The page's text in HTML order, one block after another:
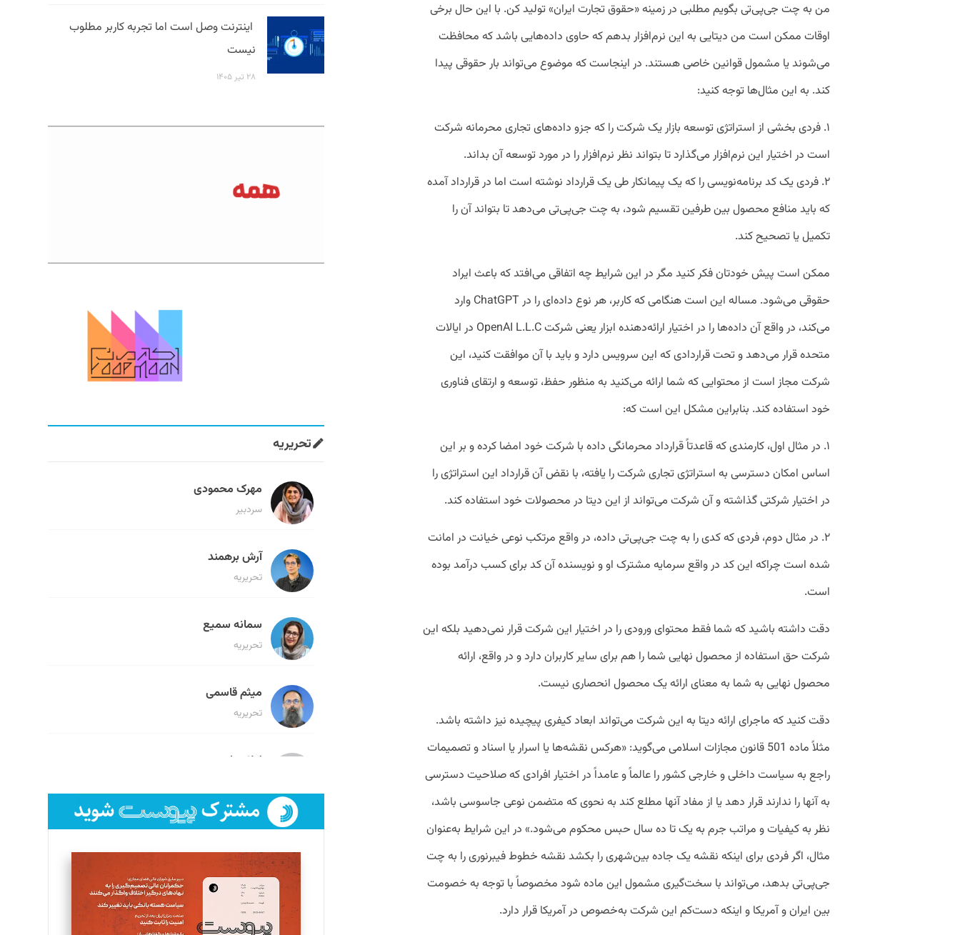
من به چت جی‌پی‌تی بگویم مطلبی در زمینه «حقوق تجارت ایران» تولید کن. با این حال برخی
اوقات ممکن است من دیتایی به این نرم‌افزار بدهم که حاوی داده‌هایی باشد که محافظت
می‌شوند یا مشمول قوانین خاصی هستند. در اینجاست که موضوع می‌تواند بار حقوقی پیدا
کند. به این مثال‌ها توجه کنید:
۱. فردی بخشی از استراتژی توسعه بازار یک شرکت را که جزو داده‌های تجاری محرمانه شرکت
است در اختیار این نرم‌افزار می‌گذارد تا بتواند نظر نرم‌افزار را در مورد توسعه آن بداند.
۲. فردی یک کد برنامه‌نویسی را که یک پیمانکار طی یک قرارداد نوشته است اما در قرارداد آمده
که باید منافع محصول بین طرفین تقسیم شود، به چت جی‌پی‌تی می‌دهد تا بتواند آن را
تکمیل یا تصحیح کند.
ممکن است پیش خودتان فکر کنید مگر در این شرایط چه اتفاقی می‌افتد که باعث ایراد
حقوقی می‌شود. مساله این است هنگامی که کاربر، هر نوع داده‌ای را در ChatGPT وارد
می‌کند، در واقع آن داده‌ها را در اختیار ارائه‌دهنده ابزار یعنی شرکت OpenAI L.L.C در ایالات
متحده قرار می‌دهد و تحت قراردادی که این سرویس دارد و باید با آن موافقت کنید، این
شرکت مجاز است از محتوایی که شما ارائه می‌کنید به منظور حفظ، توسعه و ارتقای فناوری
خود استفاده کند. بنابراین مشکل این است که:
۱. در مثال اول، کارمندی که قاعدتاً قرارداد محرمانگی داده با شرکت خود امضا کرده و بر این
اساس امکان دسترسی به استراتژی تجاری شرکت را یافته، با نقض آن قرارداد این استراتژی را
در اختیار شرکتی گذاشته و آن شرکت می‌تواند از این دیتا در محصولات خود استفاده کند.
۲. در مثال دوم، فردی که کدی را به چت جی‌پی‌تی داده، در واقع مرتکب نوعی خیانت در امانت
شده است چراکه این کد در واقع سرمایه مشترک او و نویسنده آن کد برای کسب درآمد بوده
است.
دقت داشته باشید که شما فقط محتوای ورودی را در اختیار این شرکت قرار نمی‌دهید بلکه این
شرکت حق استفاده از محصول نهایی شما را هم برای سایر کاربران دارد و در واقع، ارائه
محصول نهایی به شما به معنای ارائه یک محصول انحصاری نیست.
دقت کنید که ماجرای ارائه دیتا به این شرکت می‌تواند ابعاد کیفری پیچیده نیز داشته باشد.
مثلاً ماده 501 قانون مجازات اسلامی می‌گوید: «هرکس نقشه‌ها یا اسرار یا اسناد و تصمیمات
راجع به سیاست داخلی و خارجی کشور را عالماً و عامداً در اختیار افرادی که صلاحیت دسترسی
به آنها را ندارند قرار دهد یا از مفاد آنها مطلع کند به نحوی که متضمن نوعی جاسوسی باشد،
نظر به کیفیات و مراتب جرم به یک تا ده سال حبس محکوم می‌شود.» در این شرایط به‌عنوان
مثال، اگر فردی برای اینکه نقشه یک جاده بین‌شهری را بکشد نقشه خطوط فیبرنوری را به چت‌
جی‌پی‌تی بدهد، می‌تواند با سخت‌گیری مشمول این ماده شود مخصوصاً با توجه به خصومت
بین ایران و آمریکا و اینکه دست‌کم این شرکت به‌خصوص در آمریکا قرار دارد.
اینترنت وصل است اما تجربه کاربر مطلوب
نیست
۲۸ تیر ۱۴۰۵
تحریریه
مهرک محمودی
سردبیر
آرش برهمند
تحریریه
سمانه سمیع
تحریریه
میثم قاسمی
تحریریه
لیلا حنارود
فائزه فتحی رستمی
تحریریه
سروش کرمیان
تحریریه